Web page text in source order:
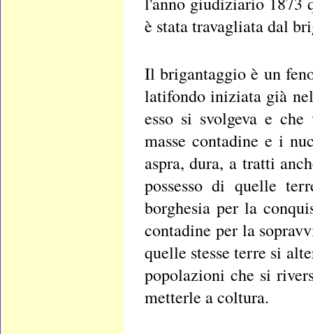
è stata travagliata dal
Il brigantaggio è un
latifondo iniziata già
esso si svolgeva e
masse contadine e i
aspra, dura, a tratti
possesso di quelle
borghesia per la
contadine per la
quelle stesse terre si
popolazioni che si
metterle a coltura.